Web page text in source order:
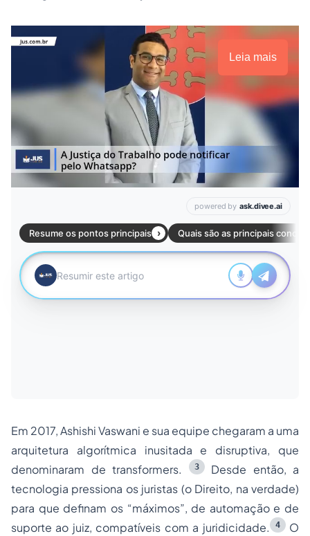
Leia mais
Em 2017, Ashishi Vaswani e sua equipe chegaram a uma
arquitetura algorítmica inusitada e disruptiva, que
denominaram de transformers. 3 Desde então, a
tecnologia pressiona os juristas (o Direito, na verdade)
para que definam os “máximos”, de automação e de
suporte ao juiz, compatíveis com a juridicidade.
4 O